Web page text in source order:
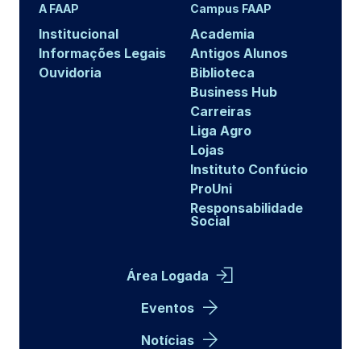
A FAAP
Institucional
Informações Legais
Ouvidoria
Campus FAAP
Academia
Antigos Alunos
Biblioteca
Business Hub
Carreiras
Liga Agro
Lojas
Instituto Confúcio
ProUni
Responsabilidade
Social
Área Logada
Eventos
Notícias